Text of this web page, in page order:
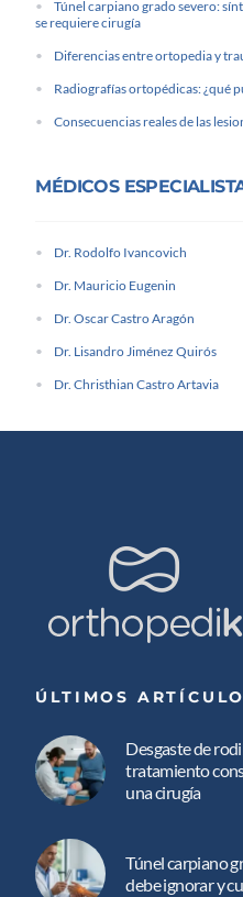
Túnel carpiano grado severo:
se requiere cirugía
Diferencias entre ortopedia y
Radiografías ortopédicas: ¿qué
Consecuencias reales de las
MÉDICOS
Dr. Rodolfo Ivancovich
Dr. Mauricio Eugenin
Dr. Oscar Castro Aragón
Dr. Lisandro Jiménez Quirós
Dr. Christhian Castro Artavia
ÚLTIMOS
Desgaste de
tratamiento
una cirugía
Túnel carpiano
debe ignorar y